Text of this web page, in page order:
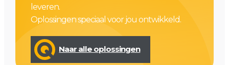
leveren.
Oplossingen speciaal voor jou ontwikkeld.
Naar alle oplossingen